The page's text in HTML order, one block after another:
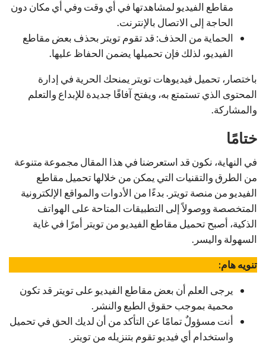
مقاطع الفيديو لمشاهدتها في أي وقت وفي أي مكان دون
الحاجة إلى الاتصال بالإنترنت.
الحماية من الحذف: قد تقوم تويتر بحذف بعض مقاطع
الفيديو، لذلك فإن تحميلها يضمن الحفاظ عليها.
باختصار، تحميل فيديوهات تويتر يمنحك الحرية في إدارة
المحتوى الذي تستمتع به، ويفتح آفاقًا جديدة للإبداع والتعلم
والمشاركة.
ختامًا
في النهاية، نكون قد استعرضنا في هذا المقال مجموعة متنوعة
من الطرق والتقنيات التي يمكن من خلالها تحميل مقاطع
الفيديو من منصة تويتر. بدءًا من الأدوات والمواقع الإلكترونية
المتخصصة ووصولاً إلى التطبيقات المتاحة على الهواتف
الذكية، أصبح تحميل مقاطع الفيديو من تويتر أمرًا في غاية
السهولة واليسر.
تنويه هام:
يرجى العلم أن بعض مقاطع الفيديو على تويتر قد تكون
محمية بموجب حقوق الطبع والنشر.
أنت مسؤولٌ تمامًا عن التأكد من أن لديك الحق في تحميل
واستخدام أي فيديو تقوم بتنزيله من تويتر.